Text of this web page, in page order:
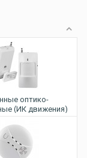
оптико-
(ИК движения)